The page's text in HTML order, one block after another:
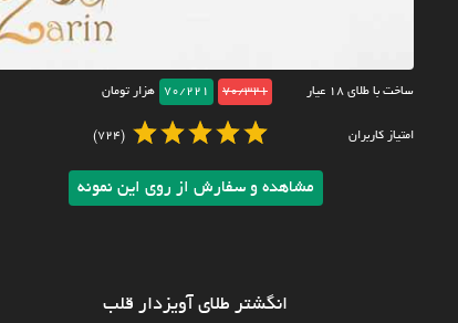
ساخت با طلای ۱۸ عیار 70/321
70/221 هزار تومان
امتیاز کاربران (724)
مشاهده و سفارش از روی این نمونه
انگشتر طلای آویزدار قلب